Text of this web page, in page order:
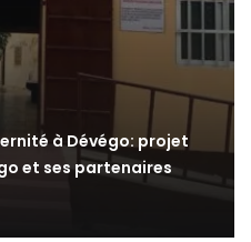
à Dévégo: projet
et ses partenaires